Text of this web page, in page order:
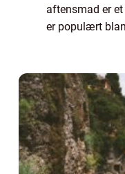
aftensmad er
er populært
praktiske og